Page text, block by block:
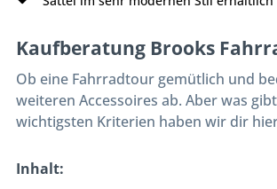
Kaufberatung Brooks
Ob eine Fahrradtour gemütlich und
weiteren Accessoires ab. Aber was
wichtigsten Kriterien haben wir dir
Inhalt: